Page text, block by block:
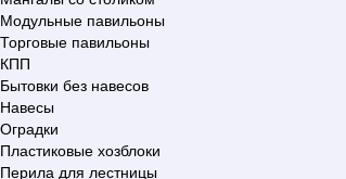
Модульные павильоны
Торговые павильоны
КПП
Бытовки без навесов
Навесы
Оградки
Пластиковые хозблоки
Перила для лестницы